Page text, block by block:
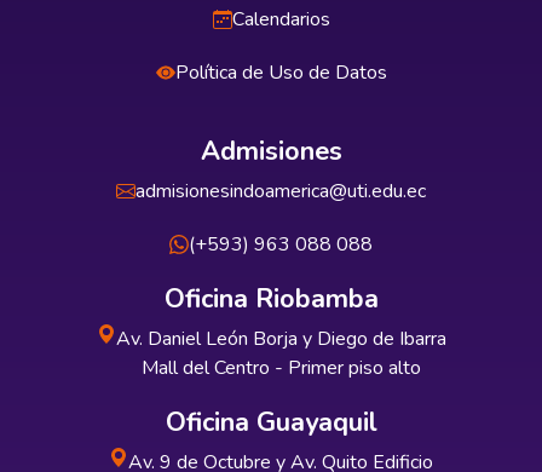
Calendarios
Política de Uso de Datos
Admisiones
admisionesindoamerica@uti.edu.ec
(+593) 963 088 088
Oficina Riobamba
Av. Daniel León Borja y Diego de Ibarra
Mall del Centro - Primer piso alto
Oficina Guayaquil
Av. 9 de Octubre y Av. Quito Edificio